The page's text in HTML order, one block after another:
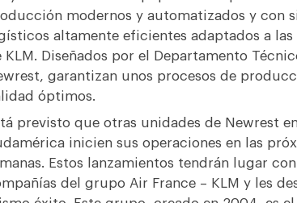
modernos y automatizados y con
altamente eficientes adaptados a las
KLM. Diseñados por el Departamento
garantizan unos procesos de
óptimos.
previsto que otras unidades de Newrest
inicien sus operaciones en las
Estos lanzamientos tendrán lugar
del grupo Air France – KLM y les